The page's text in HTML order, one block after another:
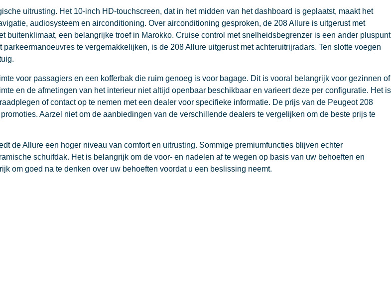
uitrusting. Het 10-inch HD-touchscreen, dat in het midden van het dashboard is geplaatst, maakt het
audiosysteem en airconditioning. Over airconditioning gesproken, de 208 Allure is uitgerust met
een belangrijke troef in Marokko. Cruise control met snelheidsbegrenzer is een ander pluspunt
te vergemakkelijken, is de 208 Allure uitgerust met achteruitrijradars. Ten slotte voegen
voor passagiers en een kofferbak die ruim genoeg is voor bagage. Dit is vooral belangrijk voor gezinnen of
en de afmetingen van het interieur niet altijd openbaar beschikbaar en varieert deze per configuratie. Het is
of contact op te nemen met een dealer voor specifieke informatie. De prijs van de Peugeot 208
Aarzel niet om de aanbiedingen van de verschillende dealers te vergelijken om de beste prijs te
de Allure een hoger niveau van comfort en uitrusting. Sommige premiumfuncties blijven echter
schuifdak. Het is belangrijk om de voor- en nadelen af te wegen op basis van uw behoeften en
om goed na te denken over uw behoeften voordat u een beslissing neemt.